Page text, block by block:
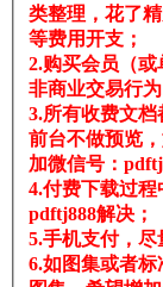
类整理，花了
等费用开支；
2.购买会员（或
非商业交易行
3.所有收费文
前台不做预览
加微信号：
4.付费下载过
pdftj888解决；
5.手机支付，尽
6.如图集或者